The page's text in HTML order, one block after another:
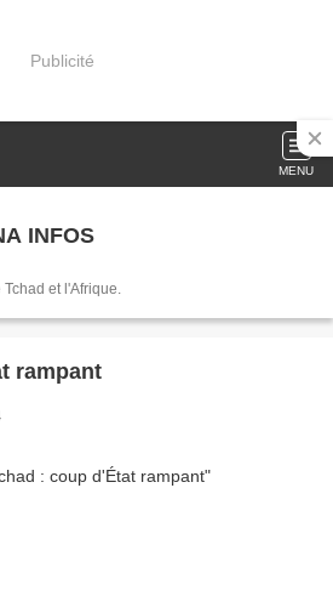
Publicité
MENU
INFOS
et l'Afrique.
rampant